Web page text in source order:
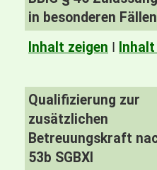
in besonderen Fällen
Inhalt zeigen I
Qualifizierung zur
zusätzlichen
Betreuungskraft
53b SGBXI